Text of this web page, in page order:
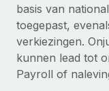
Compliance
Blijf
Lever en track
BLOG
Global Payroll
EOR en PEO
basis van
toegepast,
verkiezingen.
kunnen lead tot
Payroll of